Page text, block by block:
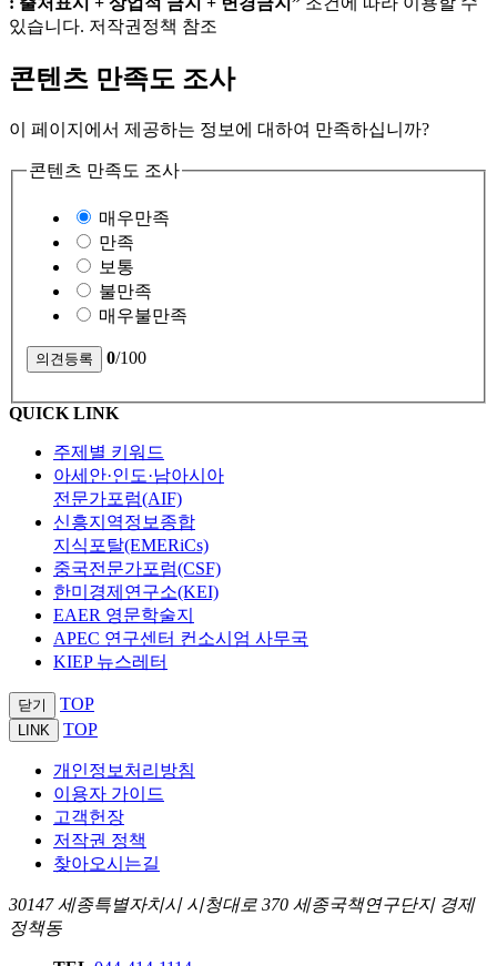
있습니다. 저작권정책 참조
콘텐츠 만족도 조사
이 페이지에서 제공하는 정보에 대하여 만족하십니까?
콘텐츠 만족도 조사
매우만족
만족
보통
불만족
매우불만족
0/100
QUICK LINK
주제별 키워드
아세안·인도·남아시아
전문가포럼(AIF)
신흥지역정보종합
지식포탈(EMERiCs)
중국전문가포럼(CSF)
한미경제연구소(KEI)
EAER 영문학술지
APEC 연구센터 컨소시엄 사무국
KIEP 뉴스레터
닫기 TOP
LINK TOP
개인정보처리방침
이용자 가이드
고객헌장
저작권 정책
찾아오시는길
30147 세종특별자치시 시청대로 370 세종국책연구단지 경제
정책동